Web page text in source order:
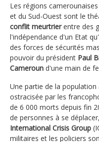
Les régions
et du Sud-Ouest sont le
conflit meurtrierentre des
l'indépendance d'un Etat
des forces de sécurités
pouvoir du président Paul
Cameroun d'une main de
Une partie de la
ostracisée par les
de 6 000 morts depuis fin
de personnes à se
International Crisis Group
militaires et les policiers